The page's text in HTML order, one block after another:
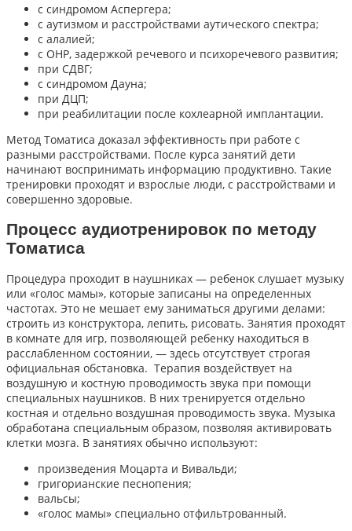
с синдромом Аспергера;
с аутизмом и расстройствами аутического спектра;
с алалией;
с ОНР, задержкой речевого и психоречевого развития;
при СДВГ;
с синдромом Дауна;
при ДЦП;
при реабилитации после кохлеарной имплантации.
Метод Томатиса доказал эффективность при работе с
разными расстройствами. После курса занятий дети
начинают воспринимать информацию продуктивно. Такие
тренировки проходят и взрослые люди, с расстройствами и
совершенно здоровые.
Процесс аудиотренировок по методу
Томатиса
Процедура проходит в наушниках — ребенок слушает музыку
или «голос мамы», которые записаны на определенных
частотах. Это не мешает ему заниматься другими делами:
строить из конструктора, лепить, рисовать. Занятия проходят
в комнате для игр, позволяющей ребенку находиться в
расслабленном состоянии, — здесь отсутствует строгая
официальная обстановка. Терапия воздействует на
воздушную и костную проводимость звука при помощи
специальных наушников. В них тренируется отдельно
костная и отдельно воздушная проводимость звука. Музыка
обработана специальным образом, позволяя активировать
клетки мозга. В занятиях обычно используют:
произведения Моцарта и Вивальди;
григорианские песнопения;
вальсы;
«голос мамы» специально отфильтрованный.